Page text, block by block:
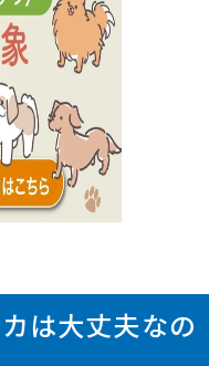
は大丈夫なの